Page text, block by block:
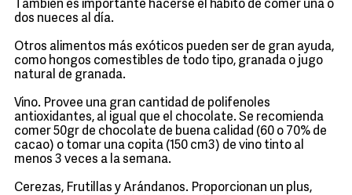
También es importante hacerse el hábito de comer una o
dos nueces al día.
Otros alimentos más exóticos pueden ser de gran ayuda,
como hongos comestibles de todo tipo, granada o jugo
natural de granada.
Vino. Provee una gran cantidad de polifenoles
antioxidantes, al igual que el chocolate. Se recomienda
comer 50gr de chocolate de buena calidad (60 o 70% de
cacao) o tomar una copita (150 cm3) de vino tinto al
menos 3 veces a la semana.
Cerezas, Frutillas y Arándanos. Proporcionan un plus,